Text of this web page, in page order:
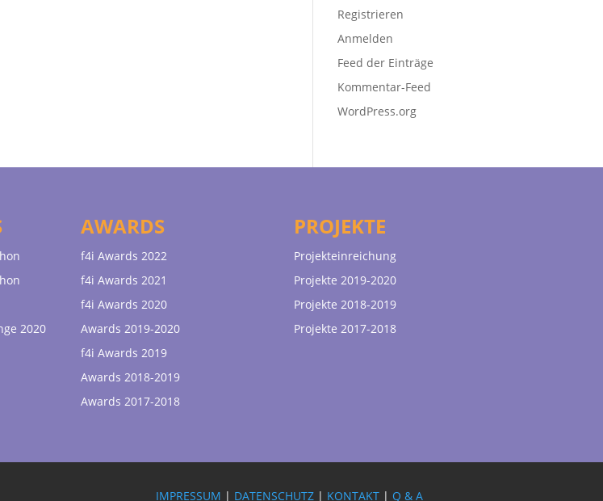
Registrieren
Anmelden
Feed der Einträge
Kommentar-Feed
WordPress.org
2020
AWARDS
f4i Awards 2022
f4i Awards 2021
f4i Awards 2020
Awards 2019-2020
f4i Awards 2019
Awards 2018-2019
Awards 2017-2018
PROJEKTE
Projekteinreichung
Projekte 2019-2020
Projekte 2018-2019
Projekte 2017-2018
IMPRESSUM | DATENSCHUTZ | KONTAKT | Q & A